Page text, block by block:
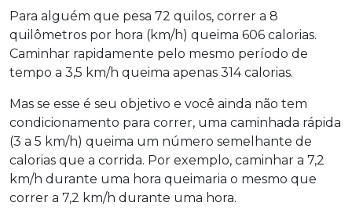
Para alguém que pesa 72 quilos, correr a 8
quilômetros por hora (km/h) queima 606 calorias.
Caminhar rapidamente pelo mesmo período de
tempo a 3,5 km/h queima apenas 314 calorias.
Mas se esse é seu objetivo e você ainda não tem
condicionamento para correr, uma caminhada rápida
(3 a 5 km/h) queima um número semelhante de
calorias que a corrida. Por exemplo, caminhar a 7,2
km/h durante uma hora queimaria o mesmo que
correr a 7,2 km/h durante uma hora.